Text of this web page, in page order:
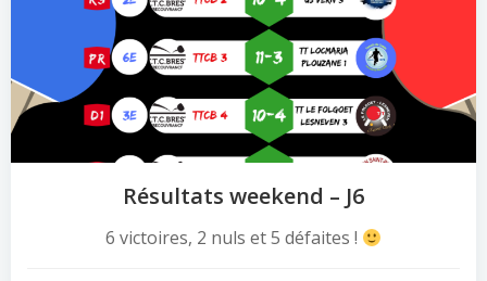
Résultats weekend – J6
6 victoires, 2 nuls et 5 défaites !